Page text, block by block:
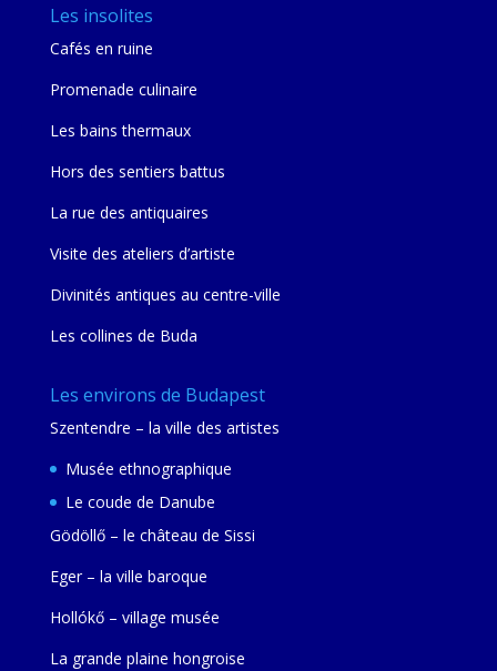
Les insolites
Cafés en ruine
Promenade culinaire
Les bains thermaux
Hors des sentiers battus
La rue des antiquaires
Visite des ateliers d’artiste
Divinités antiques au centre-ville
Les collines de Buda
Les environs de Budapest
Szentendre – la ville des artistes
Musée ethnographique
Le coude de Danube
Gödöllő – le château de Sissi
Eger – la ville baroque
Hollókő – village musée
La grande plaine hongroise